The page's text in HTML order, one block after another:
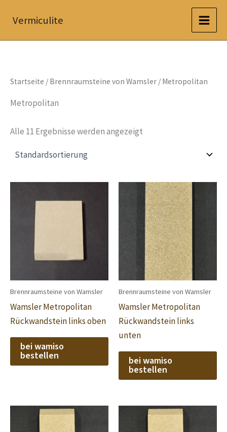
InhaltVermiculite
Startseite / Brennraumsteine von Wamsler / Metropolitan
Metropolitan
Alle 11 Ergebnisse werden angezeigt
Brennraumsteine von Wamsler
Wamsler Metropolitan
Rückwandstein links oben
bei wamiso
bestellen
Brennraumsteine von Wamsler
Wamsler Metropolitan
Rückwandstein links
unten
bei wamiso
bestellen